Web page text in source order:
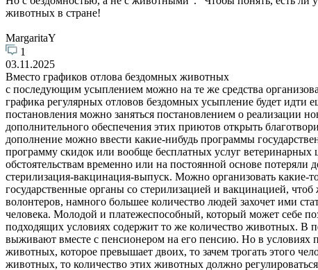
животных в стране!
MargaritaY
1
03.11.2025
Вместо графиков отлова бездомных животных
с последующим усыплением можно на те же средства
графика регулярных отловов бездомных усыпление будет идти
постановления можно заняться постановлением о
дополнительного обеспечения этих приютов открыть
дополнение можно ввести какие-нибудь программы
программу скидок или вообще бесплатных услуг
обстоятельствам временно или на постоянной основе
стерилизация-вакцинация-выпуск. Можно организовать
государственные органы со стерилизацией и вакцинацией,
волонтеров, намного большее количество людей захочет ими
человека. Молодой и платежеспособный, который может себе
подходящих условиях содержит то же количество животных. В
выживают вместе с пенсионером на его пенсию. Но в условиях
животных, которое превышает двоих, то зачем трогать этого
животных, то количество этих животных должно